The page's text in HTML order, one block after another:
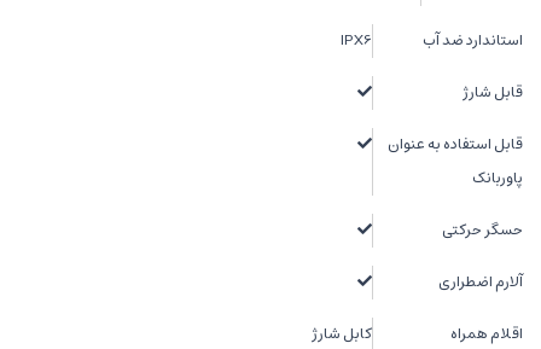
استاندارد ضد آب IPX6
قابل شارژ
قابل استفاده به عنوان
پاوربانک
حسگر حرکتی
آلارم اضطراری
اقلام همراه کابل شارژ